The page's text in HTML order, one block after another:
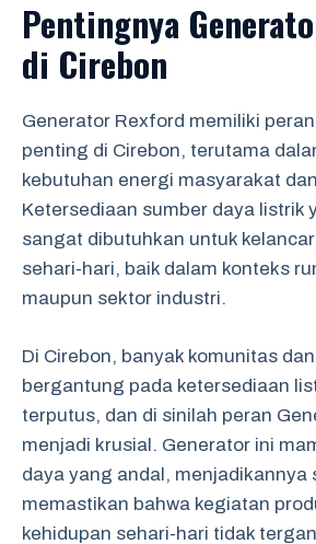
Pentingnya
di Cirebon
Generator Rexford memiliki
penting di Cirebon, terutama
kebutuhan energi masyarakat
Ketersediaan sumber daya listrik
sangat dibutuhkan untuk
sehari-hari, baik dalam konteks
maupun sektor industri.
Di Cirebon, banyak komunitas
bergantung pada ketersediaan
terputus, dan di sinilah peran
menjadi krusial. Generator ini
daya yang andal, menjadikannya
memastikan bahwa kegiatan
kehidupan sehari-hari tidak